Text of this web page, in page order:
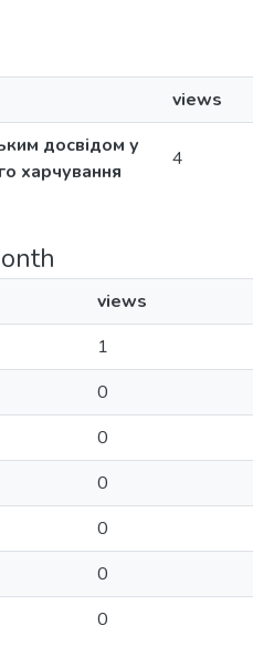
views
досвідом у
харчування
4
views
1
0
0
0
0
0
0